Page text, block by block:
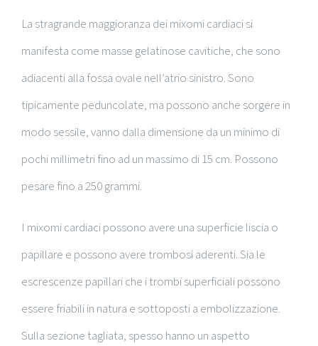
La stragrande maggioranza dei mixomi cardiaci si
manifesta come masse gelatinose cavitiche, che sono
adiacenti alla fossa ovale nell’atrio sinistro. Sono
tipicamente peduncolate, ma possono anche sorgere in
modo sessile, vanno dalla dimensione da un minimo di
pochi millimetri fino ad un massimo di 15 cm. Possono
pesare fino a 250 grammi.
I mixomi cardiaci possono avere una superficie liscia o
papillare e possono avere trombosi aderenti. Sia le
escrescenze papillari che i trombi superficiali possono
essere friabili in natura e sottoposti a embolizzazione.
Sulla sezione tagliata, spesso hanno un aspetto